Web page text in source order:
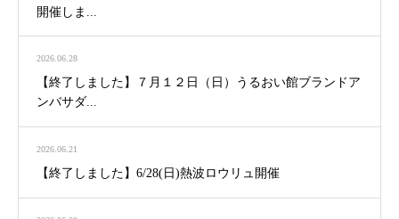
開催しま...
2026.06.28
【終了しました】７月１２日（日）うるおい館ブランドア
ンバサダ...
2026.06.21
【終了しました】6/28(日)熱波ロウリュ開催